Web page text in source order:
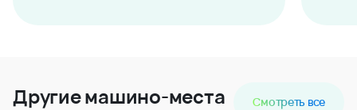
Другие машино-места
Смотреть все